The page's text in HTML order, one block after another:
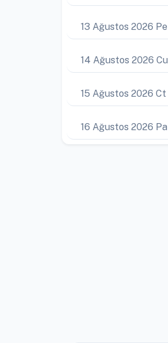
13 Ağustos 2026 Pe
14 Ağustos 2026 Cu
15 Ağustos 2026 Ct
16 Ağustos 2026 Pa